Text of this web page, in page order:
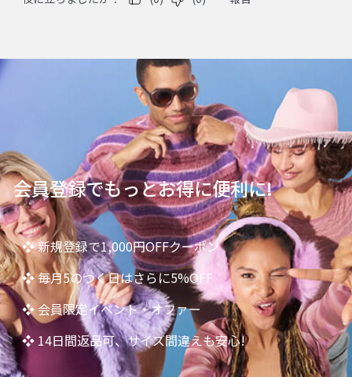
会員登録でもっとお得に便利に!
❖ 新規登録で1,000円OFFクーポン
❖ 毎月5のつく日はさらに5%OFF
❖ 会員限定イベント・オファー
❖ 14日間返品可、サイズ間違えも安心!